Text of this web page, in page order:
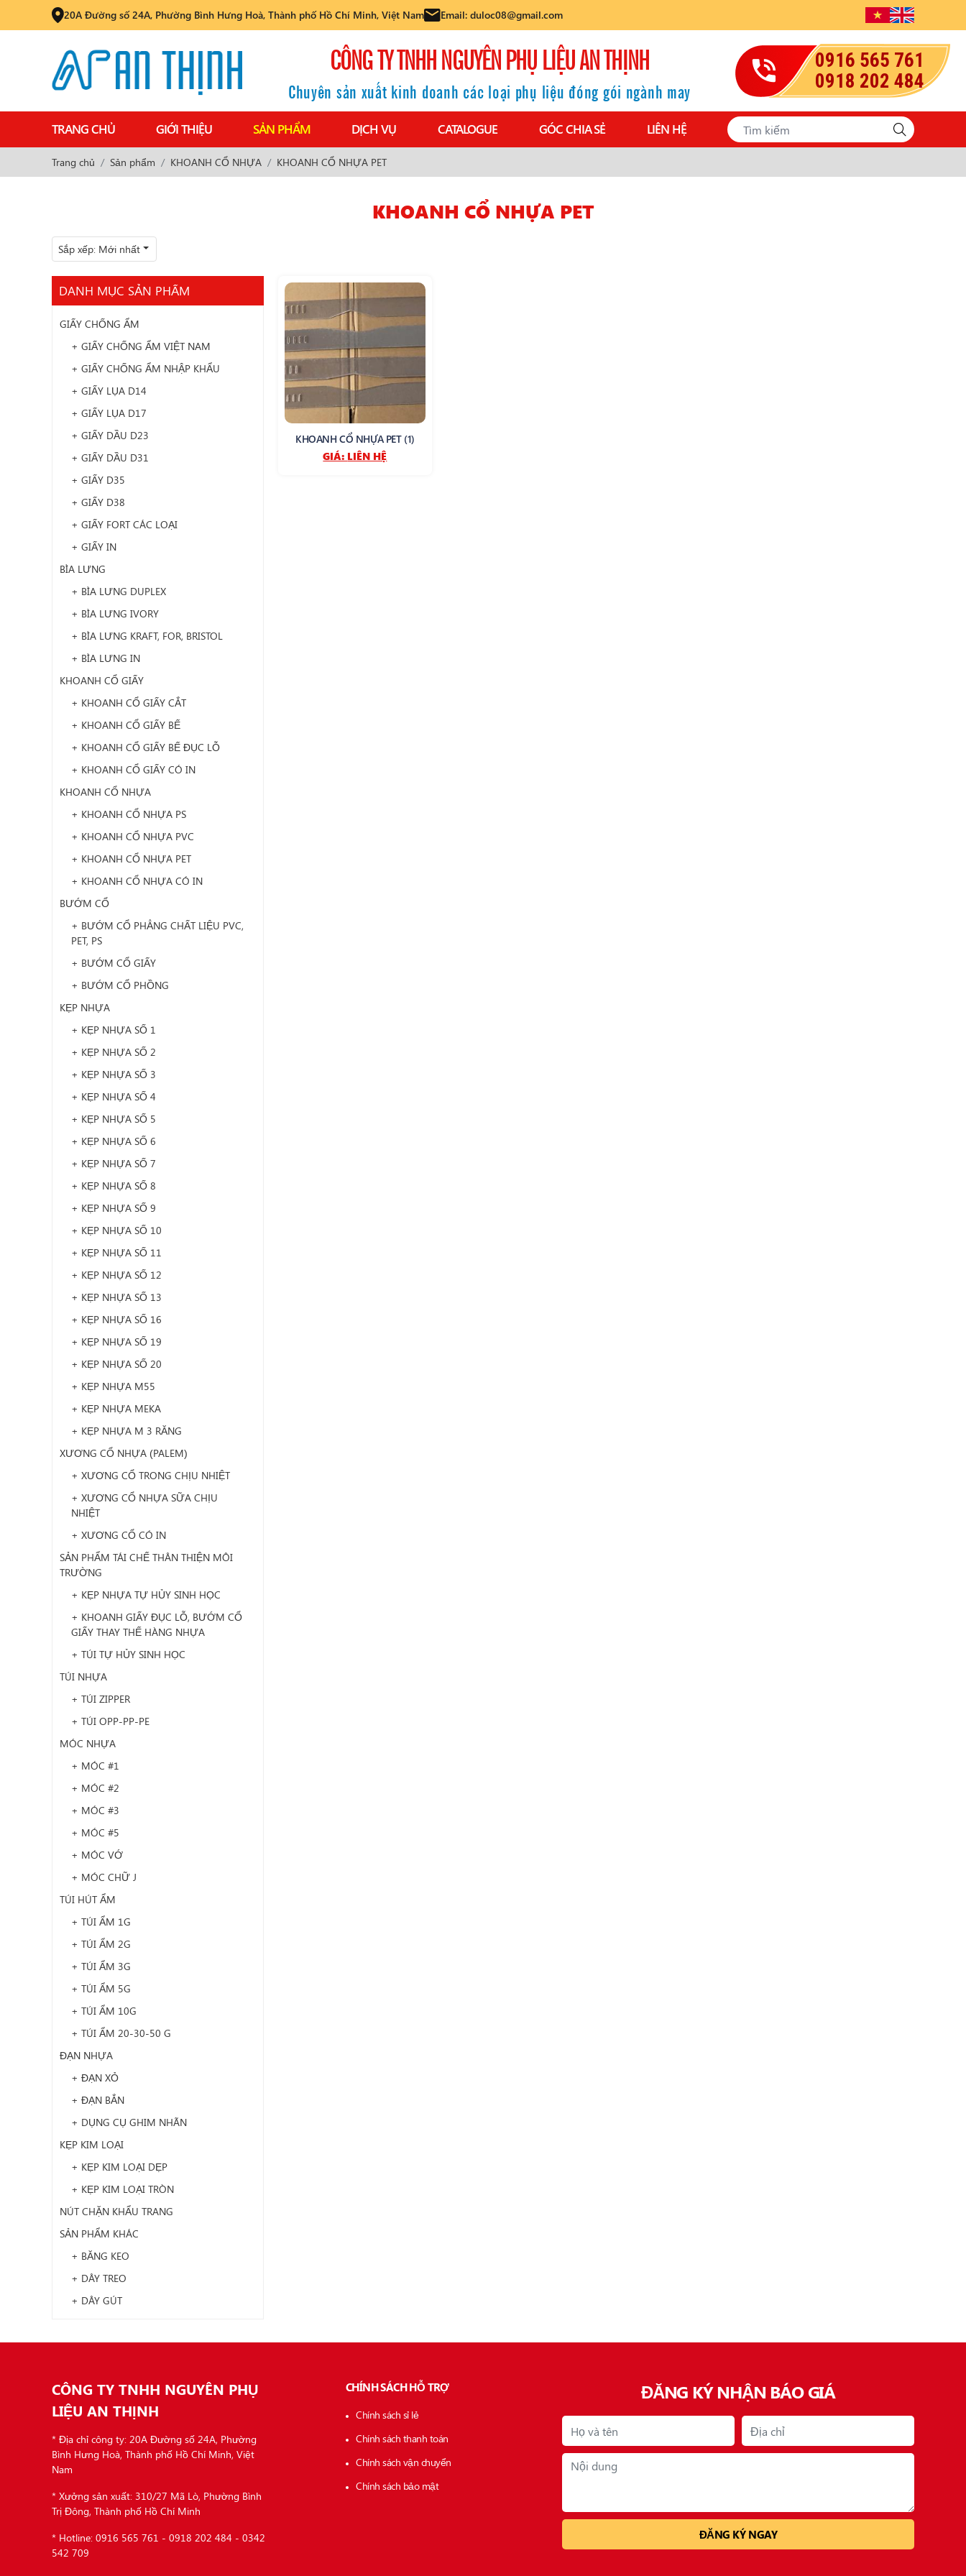
20A Đường số 24A, Phường Bình Hưng Hoà, Thành phố Hồ Chí Minh, Việt Nam Email: duloc08@gmail.com
CÔNG TY TNHH NGUYÊN PHỤ LIỆU AN THỊNH
Chuyên sản xuất kinh doanh các loại phụ liệu đóng gói ngành may
0916 565 761
0918 202 484
TRANG CHỦ GIỚI THIỆU SẢN PHẨM DỊCH VỤ CATALOGUE GÓC CHIA SẺ LIÊN HỆ
Trang chủ Sản phẩm KHOANH CỔ NHỰA KHOANH CỔ NHỰA PET
KHOANH CỔ NHỰA PET
Sắp xếp: Mới nhất
DANH MỤC SẢN PHẨM
GIẤY CHỐNG ẨM
+ GIẤY CHỐNG ẨM VIỆT NAM
+ GIẤY CHỐNG ẨM NHẬP KHẨU
+ GIẤY LỤA D14
+ GIẤY LỤA D17
+ GIẤY DẦU D23
+ GIẤY DẦU D31
+ GIẤY D35
+ GIẤY D38
+ GIẤY FORT CÁC LOẠI
+ GIẤY IN
BÌA LƯNG
+ BÌA LƯNG DUPLEX
+ BÌA LƯNG IVORY
+ BÌA LƯNG KRAFT, FOR, BRISTOL
+ BÌA LƯNG IN
KHOANH CỔ GIẤY
+ KHOANH CỔ GIẤY CẮT
+ KHOANH CỔ GIẤY BẾ
+ KHOANH CỔ GIẤY BẾ ĐỤC LỖ
+ KHOANH CỔ GIẤY CÓ IN
KHOANH CỔ NHỰA
+ KHOANH CỔ NHỰA PS
+ KHOANH CỔ NHỰA PVC
+ KHOANH CỔ NHỰA PET
+ KHOANH CỔ NHỰA CÓ IN
BƯỚM CỔ
+ BƯỚM CỔ PHẲNG CHẤT LIỆU PVC,
PET, PS
+ BƯỚM CỔ GIẤY
+ BƯỚM CỔ PHỒNG
KẸP NHỰA
+ KẸP NHỰA SỐ 1
+ KẸP NHỰA SỐ 2
+ KẸP NHỰA SỐ 3
+ KẸP NHỰA SỐ 4
+ KẸP NHỰA SỐ 5
+ KẸP NHỰA SỐ 6
+ KẸP NHỰA SỐ 7
+ KẸP NHỰA SỐ 8
+ KẸP NHỰA SỐ 9
+ KẸP NHỰA SỐ 10
+ KẸP NHỰA SỐ 11
+ KẸP NHỰA SỐ 12
+ KẸP NHỰA SỐ 13
+ KẸP NHỰA SỐ 16
+ KẸP NHỰA SỐ 19
+ KẸP NHỰA SỐ 20
+ KẸP NHỰA M55
+ KẸP NHỰA MEKA
+ KẸP NHỰA M 3 RĂNG
XƯƠNG CỔ NHỰA (PALEM)
+ XƯƠNG CỔ TRONG CHỊU NHIỆT
+ XƯƠNG CỔ NHỰA SỮA CHỊU
NHIỆT
+ XƯƠNG CỔ CÓ IN
SẢN PHẨM TÁI CHẾ THÂN THIỆN MÔI
TRƯỜNG
+ KẸP NHỰA TỰ HỦY SINH HỌC
+ KHOANH GIẤY ĐỤC LỖ, BƯỚM CỔ
GIẤY THAY THẾ HÀNG NHỰA
+ TÚI TỰ HỦY SINH HỌC
TÚI NHỰA
+ TÚI ZIPPER
+ TÚI OPP-PP-PE
MÓC NHỰA
+ MÓC #1
+ MÓC #2
+ MÓC #3
+ MÓC #5
+ MÓC VỚ
+ MÓC CHỮ J
TÚI HÚT ẨM
+ TÚI ẨM 1G
+ TÚI ẨM 2G
+ TÚI ẨM 3G
+ TÚI ẨM 5G
+ TÚI ẨM 10G
+ TÚI ẨM 20-30-50 G
ĐẠN NHỰA
+ ĐẠN XỎ
+ ĐẠN BẮN
+ DỤNG CỤ GHIM NHÃN
KẸP KIM LOẠI
+ KẸP KIM LOẠI DẸP
+ KẸP KIM LOẠI TRÒN
NÚT CHẶN KHẨU TRANG
SẢN PHẨM KHÁC
+ BĂNG KEO
+ DÂY TREO
+ DÂY GÚT
KHOANH CỔ NHỰA PET (1)
GIÁ: LIÊN HỆ
CÔNG TY TNHH NGUYÊN PHỤ
LIỆU AN THỊNH
* Địa chỉ công ty: 20A Đường số 24A, Phường
Bình Hưng Hoà, Thành phố Hồ Chí Minh, Việt
Nam
* Xưởng sản xuất: 310/27 Mã Lò, Phường Bình
Trị Đông, Thành phố Hồ Chí Minh
* Hotline: 0916 565 761 - 0918 202 484 - 0342
542 709
CHÍNH SÁCH HỖ TRỢ
Chính sách sỉ lẻ
Chính sách thanh toán
Chính sách vận chuyển
Chính sách bảo mật
ĐĂNG KÝ NHẬN BÁO GIÁ